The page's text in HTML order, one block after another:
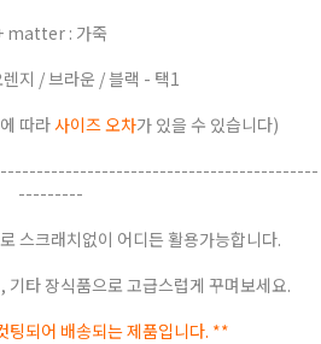
matter : 가죽
지 / 브라운 / 블랙 - 택1
따라사이즈 오차가 있을 수 있습니다)
---------
스크래치없이 어디든 활용가능합니다.
타 장식품으로 고급스럽게 꾸며보세요.
되어 배송되는 제품입니다. **